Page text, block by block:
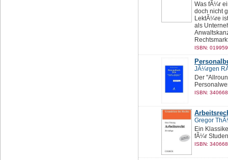
Was fÃ¼r
doch nicht
LektÃ¼re
als
ISBN:
JÃ¼rgen
Der
ISBN:
Gregor
Ein
fÃ¼r
ISBN: